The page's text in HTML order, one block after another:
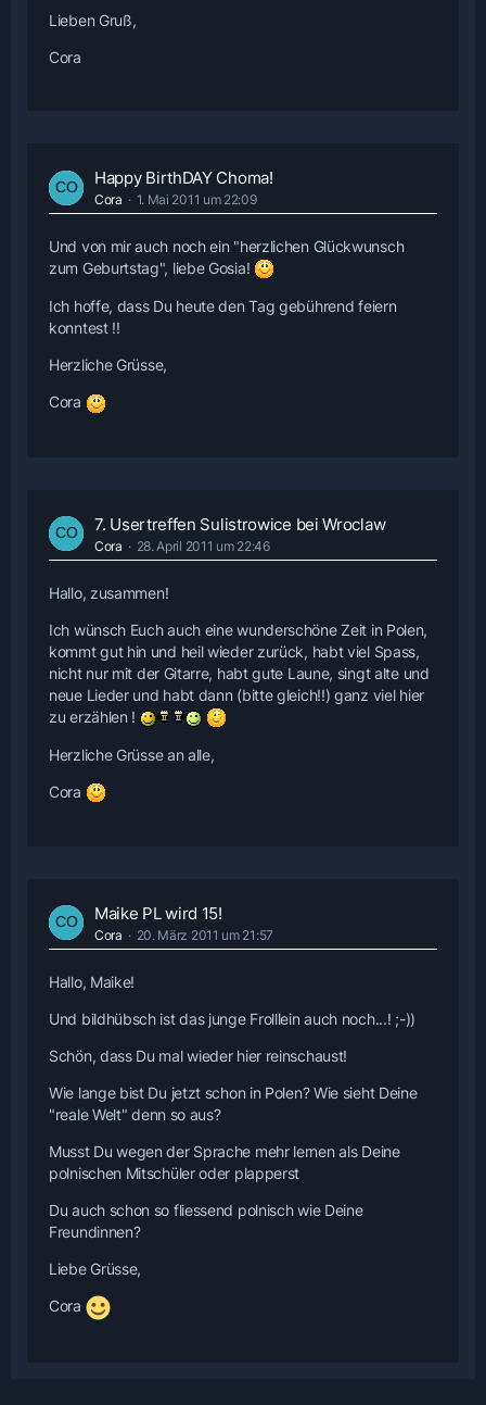
Lieben Gruß,
Cora
Happy BirthDAY Choma!
Cora 1. Mai 2011 um 22:09
Und von mir auch noch ein "herzlichen Glückwunsch
zum Geburtstag", liebe Gosia!
Ich hoffe, dass Du heute den Tag gebührend feiern
konntest !!
Herzliche Grüsse,
Cora
7. Usertreffen Sulistrowice bei Wroclaw
Cora 28. April 2011 um 22:46
Hallo, zusammen!
Ich wünsch Euch auch eine wunderschöne Zeit in Polen,
kommt gut hin und heil wieder zurück, habt viel Spass,
nicht nur mit der Gitarre, habt gute Laune, singt alte und
neue Lieder und habt dann (bitte gleich!!) ganz viel hier
zu erzählen !
Herzliche Grüsse an alle,
Cora
Maike PL wird 15!
Cora 20. März 2011 um 21:57
Hallo, Maike!
Und bildhübsch ist das junge Frolllein auch noch...! ;-))
Schön, dass Du mal wieder hier reinschaust!
Wie lange bist Du jetzt schon in Polen? Wie sieht Deine
"reale Welt" denn so aus?
Musst Du wegen der Sprache mehr lernen als Deine
polnischen Mitschüler oder plapperst
Du auch schon so fliessend polnisch wie Deine
Freundinnen?
Liebe Grüsse,
Cora